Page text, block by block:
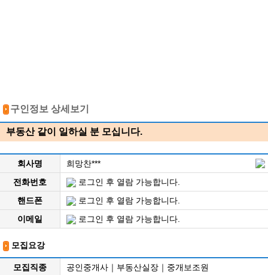
구인정보 상세보기
부동산 같이 일하실 분 모십니다.
회사명
희망찬***
전화번호
로그인 후 열람 가능합니다.
핸드폰
로그인 후 열람 가능합니다.
이메일
로그인 후 열람 가능합니다.
모집요강
모집직종
공인중개사｜부동산실장｜중개보조원